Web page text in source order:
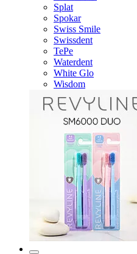
Splat
Spokar
Swiss Smile
Swissdent
TePe
Waterdent
White Glo
Wisdom